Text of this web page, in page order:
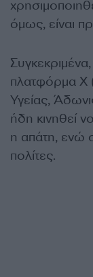
όμως, είναι
πλατφόρμα Χ
Υγείας,
ήδη κινηθεί
η απάτη, ενώ
πολίτες.